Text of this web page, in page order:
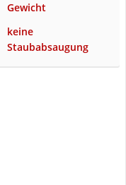
Gewicht
keine
Staubabsaugung